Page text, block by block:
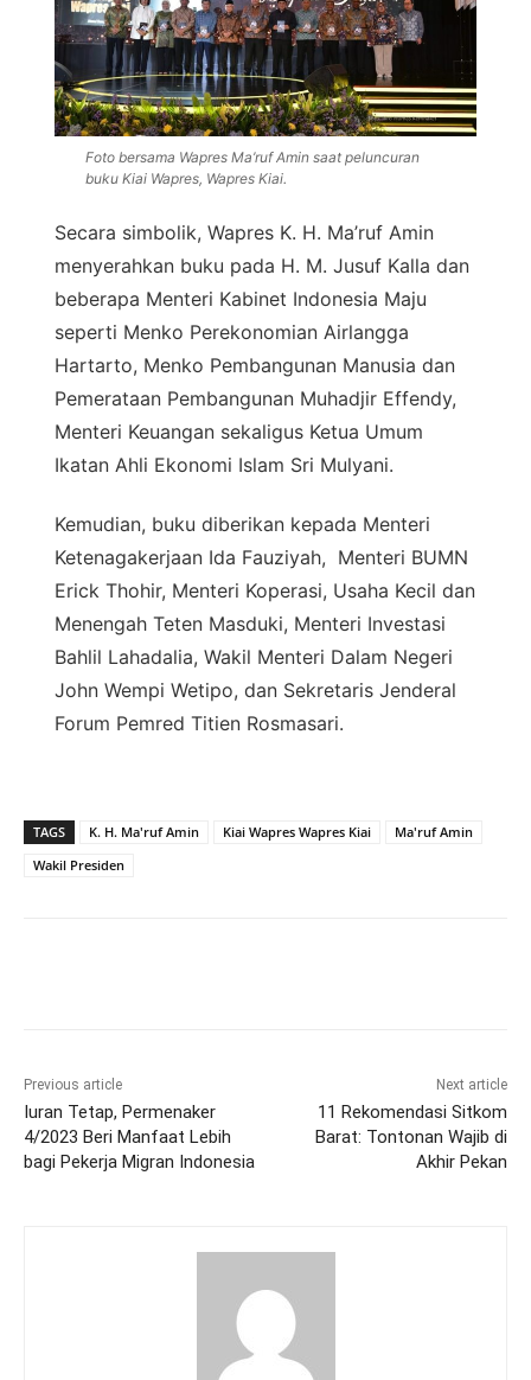
Foto bersama Wapres Ma’ruf Amin saat peluncuran
buku Kiai Wapres, Wapres Kiai.
Secara simbolik, Wapres K. H. Ma’ruf Amin
menyerahkan buku pada H. M. Jusuf Kalla dan
beberapa Menteri Kabinet Indonesia Maju
seperti Menko Perekonomian Airlangga
Hartarto, Menko Pembangunan Manusia dan
Pemerataan Pembangunan Muhadjir Effendy,
Menteri Keuangan sekaligus Ketua Umum
Ikatan Ahli Ekonomi Islam Sri Mulyani.
Kemudian, buku diberikan kepada Menteri
Ketenagakerjaan Ida Fauziyah, Menteri BUMN
Erick Thohir, Menteri Koperasi, Usaha Kecil dan
Menengah Teten Masduki, Menteri Investasi
Bahlil Lahadalia, Wakil Menteri Dalam Negeri
John Wempi Wetipo, dan Sekretaris Jenderal
Forum Pemred Titien Rosmasari.
TAGS K. H. Ma'ruf Amin Kiai Wapres Wapres Kiai
Ma'ruf Amin
Wakil Presiden
Previous article
Iuran Tetap, Permenaker
4/2023 Beri Manfaat Lebih
bagi Pekerja Migran Indonesia
Next article
11 Rekomendasi Sitkom
Barat: Tontonan Wajib di
Akhir Pekan